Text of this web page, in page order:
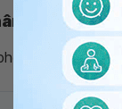
dẫn đến
biến như: